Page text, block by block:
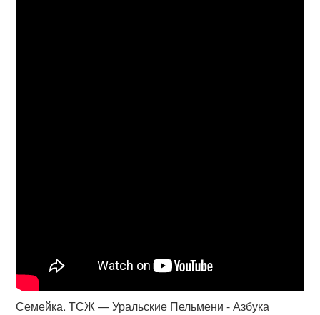
Семейка. ТСЖ — Уральские Пельмени - Азбука